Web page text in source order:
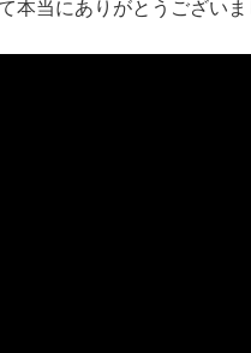
本当にありがとうござい